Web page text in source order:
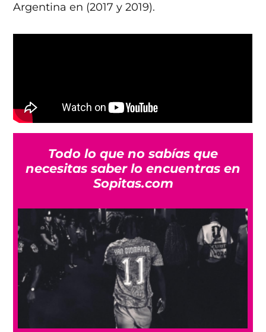
Argentina en (2017 y 2019).
Todo lo que no sabías que
necesitas saber lo encuentras en
Sopitas.com